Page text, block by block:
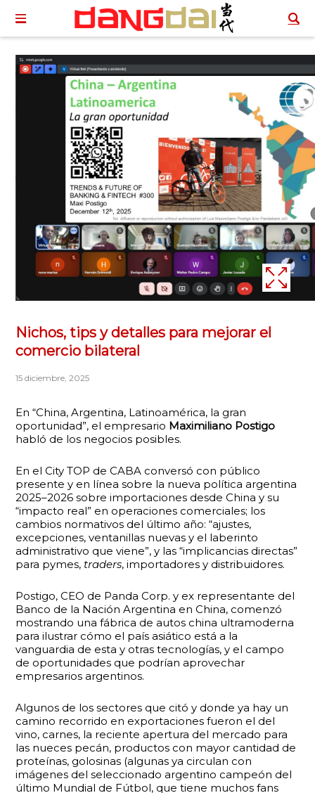
Nichos, tips y detalles para mejorar el
comercio bilateral
15 diciembre, 2025
En “China, Argentina, Latinoamérica, la gran
oportunidad”, el empresario Maximiliano Postigo
habló de los negocios posibles.
En el City TOP de CABA conversó con público
presente y en línea sobre la nueva política argentina
2025–2026 sobre importaciones desde China y su
“impacto real” en operaciones comerciales; los
cambios normativos del último año: “ajustes,
excepciones, ventanillas nuevas y el laberinto
administrativo que viene”, y las “implicancias directas”
para pymes, traders, importadores y distribuidores.
Postigo, CEO de Panda Corp. y ex representante del
Banco de la Nación Argentina en China, comenzó
mostrando una fábrica de autos china ultramoderna
para ilustrar cómo el país asiático está a la
vanguardia de esta y otras tecnologías, y el campo
de oportunidades que podrían aprovechar
empresarios argentinos.
Algunos de los sectores que citó y donde ya hay un
camino recorrido en exportaciones fueron el del
vino, carnes, la reciente apertura del mercado para
las nueces pecán, productos con mayor cantidad de
proteínas, golosinas (algunas ya circulan con
imágenes del seleccionado argentino campeón del
último Mundial de Fútbol, que tiene muchos fans